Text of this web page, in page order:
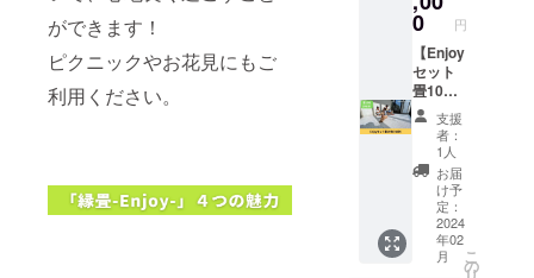
ができます！
ピクニックやお花見にもご
利用ください。
のお値
段で
す。
(4.5帖
分) ■縁
畳-
Enjoy-
畳1枚
(0.5
帖)3kg
素材：
樹脂 サ
イズ：
900mm
×900m
m×30m
m カ
0 円
【Enjoy
セット
畳10枚
(5帖
分)】
「縁畳-
Enjoy-
」Enjoy
セット
をお届
けしま
す。 組
支援
者：
1人
お届
け予
定：
2024
年02
月
こ
の